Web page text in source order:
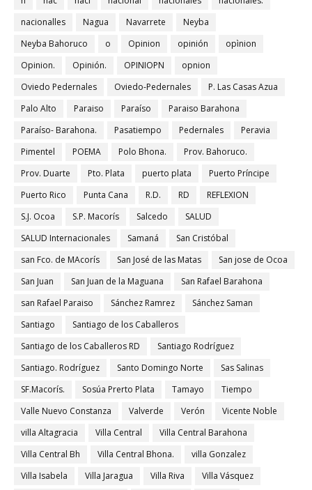
nacionalles
Nagua Navarrete
Neyba
Neyba Bahoruco
o Opinion opinión
opìnion
Opinion.
Opinión. OPINIOPN
opnion
Oviedo Pedernales
Oviedo-Pedernales
P. Las Casas Azua
Palo Alto
Paraiso Paraíso
Paraiso Barahona
Paraíso- Barahona.
Pasatiempo Pedernales
Peravia
Pimentel
POEMA Polo Bhona.
Prov. Bahoruco.
Prov. Duarte
Pto. Plata puerto plata
Puerto Príncipe
Puerto Rico
Punta Cana R.D. RD
REFLEXION
S.J. Ocoa
S.P. Macorís Salcedo
SALUD
SALUD Internacionales
Samaná
San Cristóbal
san Fco. de MAcorís
San José de las Matas
San jose de Ocoa
San Juan
San Juan de la Maguana
San Rafael Barahona
san Rafael Paraiso
Sánchez Ramrez
Sánchez Saman
Santiago
Santiago de los Caballeros
Santiago de los Caballeros RD
Santiago Rodríguez
Santiago. Rodríguez
Santo Domingo Norte
Sas Salinas
SF.Macorís.
Sosúa Prerto Plata Tamayo
Tiempo
Valle Nuevo Constanza
Valverde Verón
Vicente Noble
villa Altagracia
Villa Central
Villa Central Barahona
Villa Central Bh
Villa Central Bhona.
villa Gonzalez
Villa Isabela
Villa Jaragua Villa Riva
Villa Vásquez